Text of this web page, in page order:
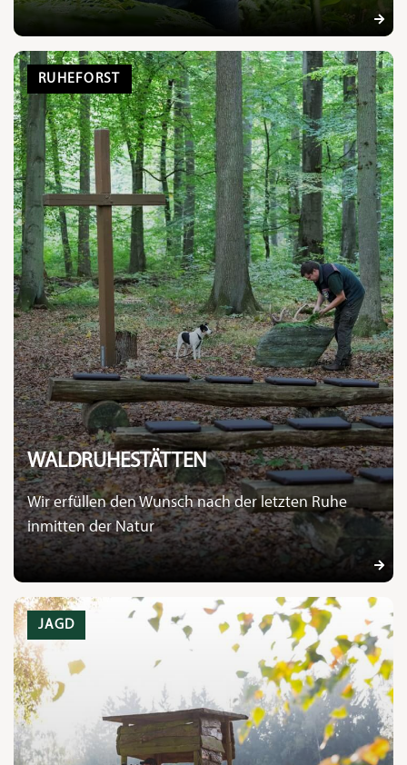
RUHEFORST
WALDRUHESTÄTTEN
Wir erfüllen den Wunsch nach der letzten Ruhe
inmitten der Natur
JAGD